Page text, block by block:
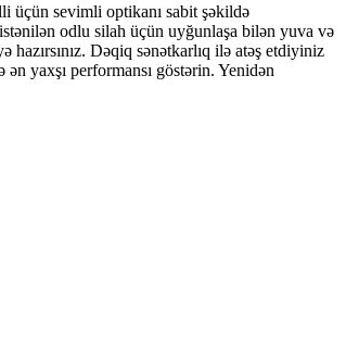
üçün sevimli optikanı sabit şəkildə
odlu silah üçün uyğunlaşa bilən yuva və
Dəqiq sənətkarlıq ilə atəş etdiyiniz
yaxşı performansı göstərin. Yenidən